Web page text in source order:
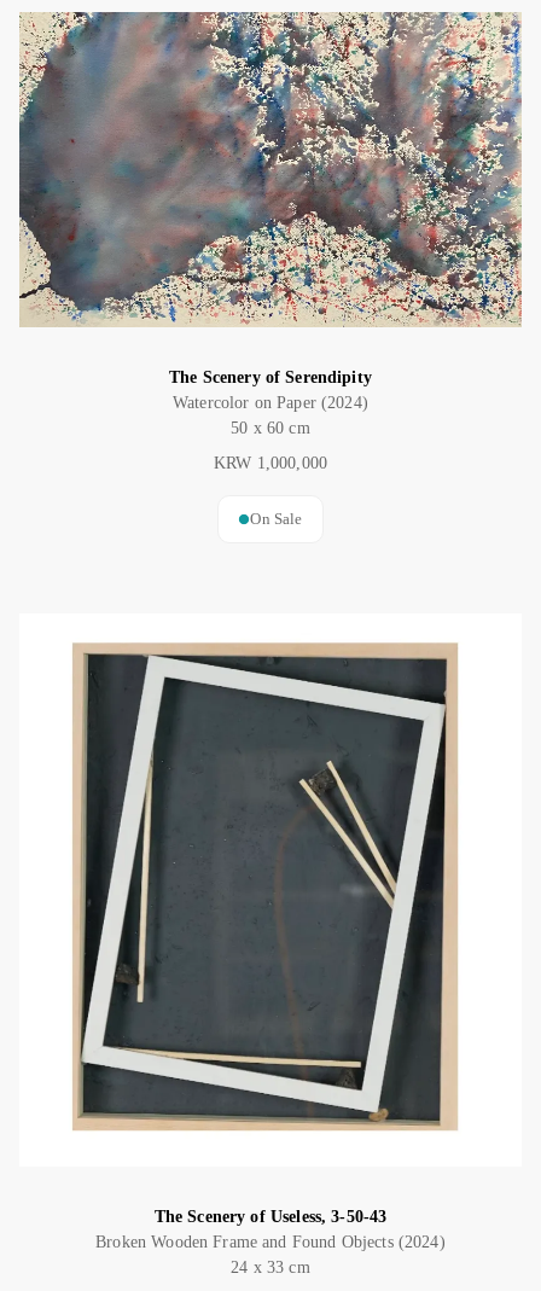
The Scenery of Serendipity
Watercolor on Paper (2024)
50 x 60 cm
KRW 1,000,000
On Sale
The Scenery of Useless, 3-50-43
Broken Wooden Frame and Found Objects (2024)
24 x 33 cm